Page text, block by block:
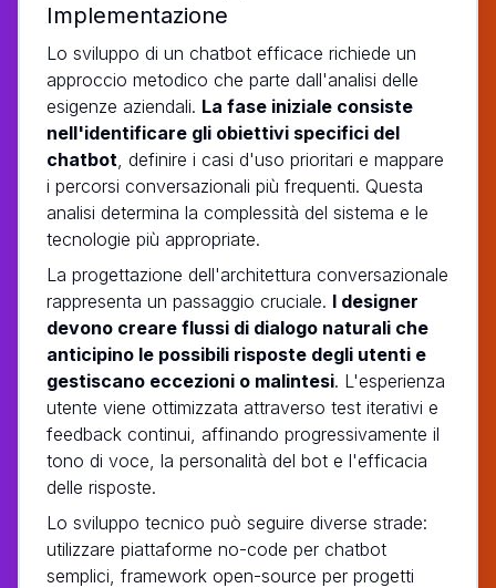
Implementazione
Lo sviluppo di un chatbot efficace richiede un
approccio metodico che parte dall'analisi delle
esigenze aziendali. La fase iniziale consiste
nell'identificare gli obiettivi specifici del
chatbot , definire i casi d'uso prioritari e mappare
i percorsi conversazionali più frequenti. Questa
analisi determina la complessità del sistema e le
tecnologie più appropriate.
La progettazione dell'architettura conversazionale
rappresenta un passaggio cruciale. I designer
devono creare flussi di dialogo naturali che
anticipino le possibili risposte degli utenti e
gestiscano eccezioni o malintesi. L'esperienza
utente viene ottimizzata attraverso test iterativi e
feedback continui, affinando progressivamente il
tono di voce, la personalità del bot e l'efficacia
delle risposte.
Lo sviluppo tecnico può seguire diverse strade:
utilizzare piattaforme no-code per chatbot
semplici, framework open-source per progetti